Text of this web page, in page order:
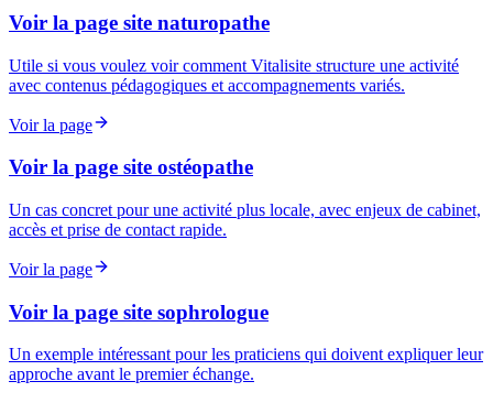
Voir la page site naturopathe
Utile si vous voulez voir comment Vitalisite structure une activité
avec contenus pédagogiques et accompagnements variés.
Voir la page
Voir la page site ostéopathe
Un cas concret pour une activité plus locale, avec enjeux de cabinet,
accès et prise de contact rapide.
Voir la page
Voir la page site sophrologue
Un exemple intéressant pour les praticiens qui doivent expliquer leur
approche avant le premier échange.